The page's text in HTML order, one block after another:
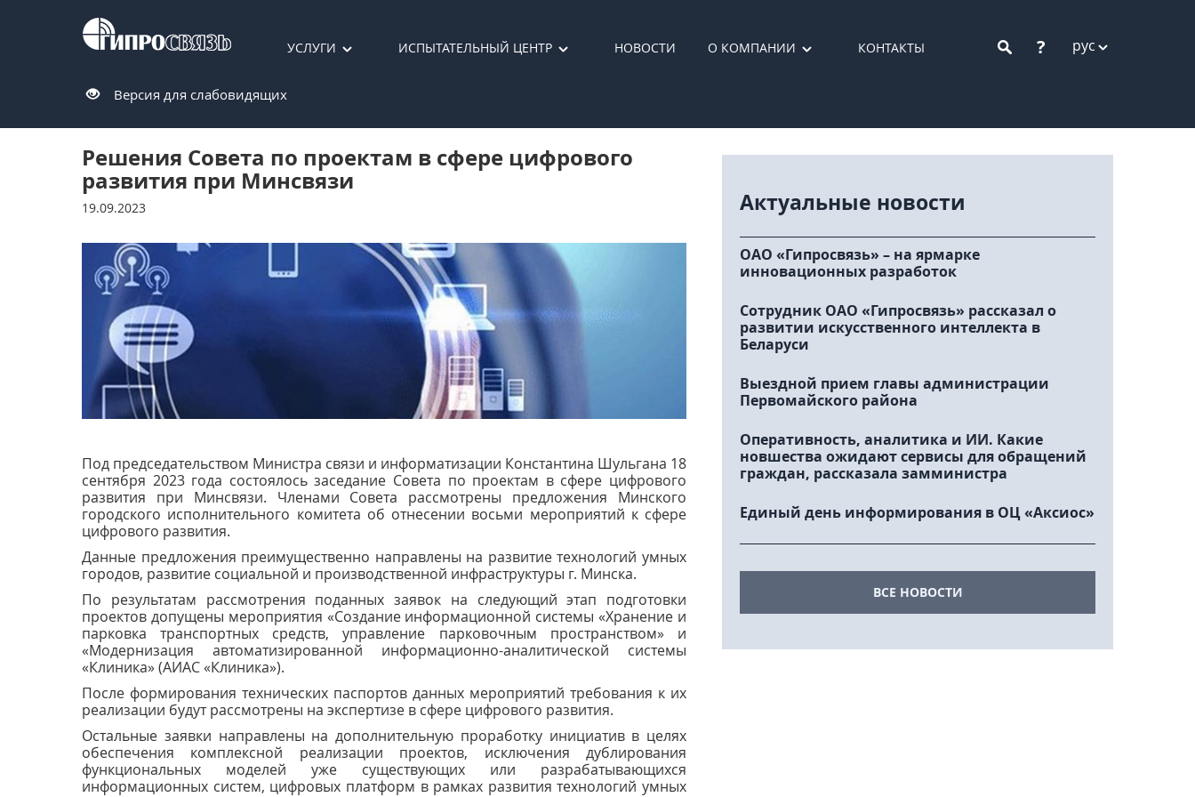
УСЛУГИ ИСПЫТАТЕЛЬНЫЙ ЦЕНТР НОВОСТИ О КОМПАНИИ КОНТАКТЫ ? рус
Версия для слабовидящих
Решения Совета по проектам в сфере цифрового
развития при Минсвязи
19.09.2023
Под председательством Министра связи и информатизации Константина Шульгана 18
сентября 2023 года состоялось заседание Совета по проектам в сфере цифрового
развития при Минсвязи. Членами Совета рассмотрены предложения Минского
городского исполнительного комитета об отнесении восьми мероприятий к сфере
цифрового развития.
Данные предложения преимущественно направлены на развитие технологий умных
городов, развитие социальной и производственной инфраструктуры г. Минска.
По результатам рассмотрения поданных заявок на следующий этап подготовки
проектов допущены мероприятия «Создание информационной системы «Хранение и
парковка транспортных средств, управление парковочным пространством» и
«Модернизация автоматизированной информационно-аналитической системы
«Клиника» (АИАС «Клиника»).
После формирования технических паспортов данных мероприятий требования к их
реализации будут рассмотрены на экспертизе в сфере цифрового развития.
Остальные заявки направлены на дополнительную проработку инициатив в целях
обеспечения комплексной реализации проектов, исключения дублирования
функциональных моделей уже существующих или разрабатывающихся
информационных систем, цифровых платформ в рамках развития технологий умных
Актуальные новости
ОАО «Гипросвязь» – на ярмарке
инновационных разработок
Сотрудник ОАО «Гипросвязь» рассказал о
развитии искусственного интеллекта в
Беларуси
Выездной прием главы администрации
Первомайского района
Оперативность, аналитика и ИИ. Какие
новшества ожидают сервисы для обращений
граждан, рассказала замминистра
Единый день информирования в ОЦ «Аксиос»
ВСЕ НОВОСТИ